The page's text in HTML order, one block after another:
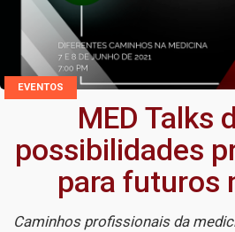
EVENTOS
MED Talks
possibilidades
para futuros
Caminhos profissionais da